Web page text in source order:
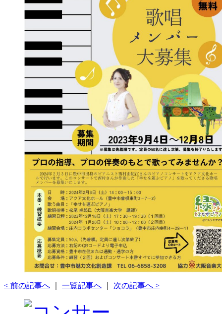
< 前の記事へ 一覧記事へ 次の記事へ >